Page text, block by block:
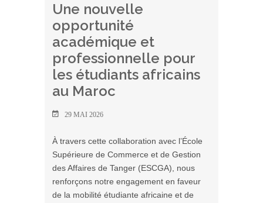
Une nouvelle
opportunité
académique et
professionnelle pour
les étudiants africains
au Maroc
29 MAI 2026
À travers cette collaboration avec l’École
Supérieure de Commerce et de Gestion
des Affaires de Tanger (ESCGA), nous
renforçons notre engagement en faveur
de la mobilité étudiante africaine et de